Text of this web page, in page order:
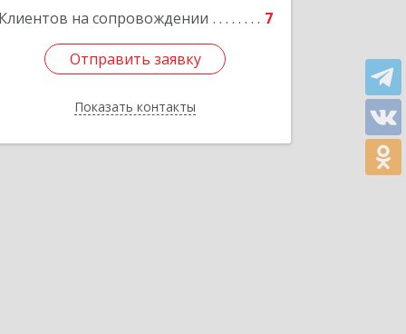
Клиентов на сопровождении 7
Отправить заявку
Показать контакты
Подробнее